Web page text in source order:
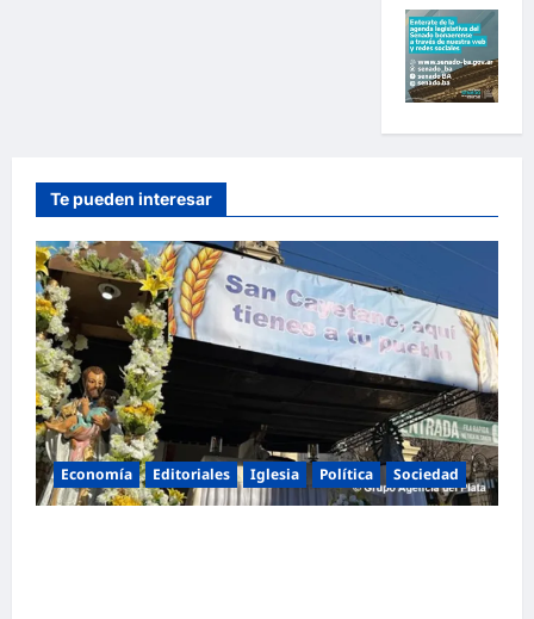
Te pueden interesar
Economía Editoriales Iglesia Política Sociedad